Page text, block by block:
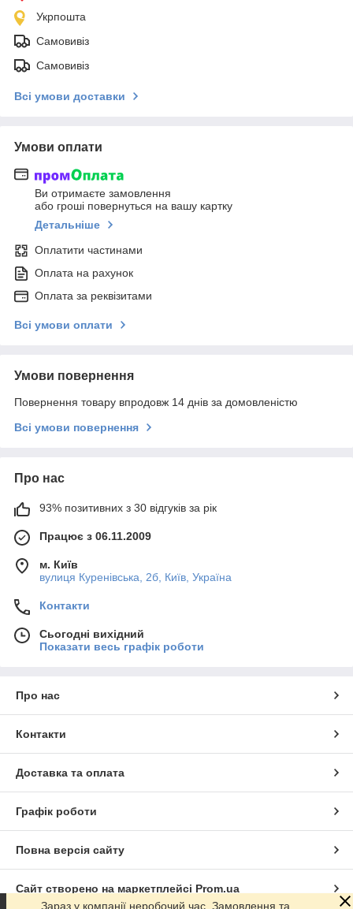
Укрпошта
Самовивіз
Самовивіз
Всі умови доставки
Умови оплати
Ви отримаєте замовлення
або гроші повернуться на вашу картку
Детальніше
Оплатити частинами
Оплата на рахунок
Оплата за реквізитами
Всі умови оплати
Умови повернення
Повернення товару впродовж 14 днів за домовленістю
Всі умови повернення
Про нас
93% позитивних з 30 відгуків за рік
Працює з 06.11.2009
м. Київ
вулиця Куренівська, 2б, Київ, Україна
Контакти
Сьогодні вихідний
Показати весь графік роботи
Про нас
Контакти
Доставка та оплата
Графік роботи
Повна версія сайту
Сайт створено на маркетплейсі Prom.ua
Зараз у компанії неробочий час. Замовлення та